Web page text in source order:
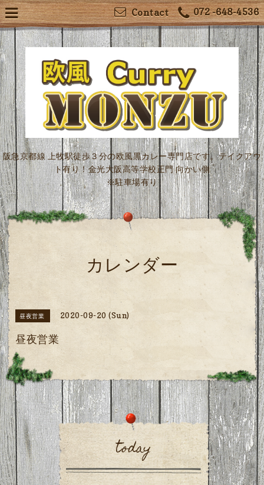
072 -648-4536
Contact
阪急京都線 上牧駅徒歩３分の欧風黒カレー専門店です。テイクアウ
ト有り！金光大阪高等学校正門 向かい側
※駐車場有り
カレンダー
昼夜営業 2020-09-20 (Sun)
昼夜営業
today